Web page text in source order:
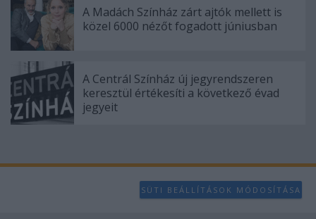
A Madách Színház zárt ajtók mellett is
közel 6000 nézőt fogadott júniusban
A Centrál Színház új jegyrendszeren
keresztül értékesíti a következő évad
jegyeit
SÜTI BEÁLLÍTÁSOK MÓDOSÍTÁSA